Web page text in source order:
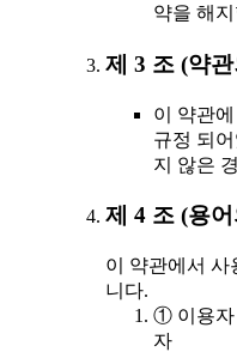
약을 해
제 3 조 (약
이 약관
규정 되
지 않은
제 4 조 (용
이 약관에서 사
니다.
① 이용자
자